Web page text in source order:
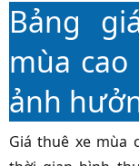
Bảng
mùa
ảnh
Giá thuê xe mùa